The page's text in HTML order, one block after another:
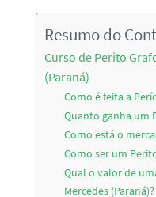
Resumo do
Curso de Perito
(Paraná)
Como é feita a
Quanto ganha um
Como está o
Como ser um
Qual o valor de
Mercedes (Paraná)?